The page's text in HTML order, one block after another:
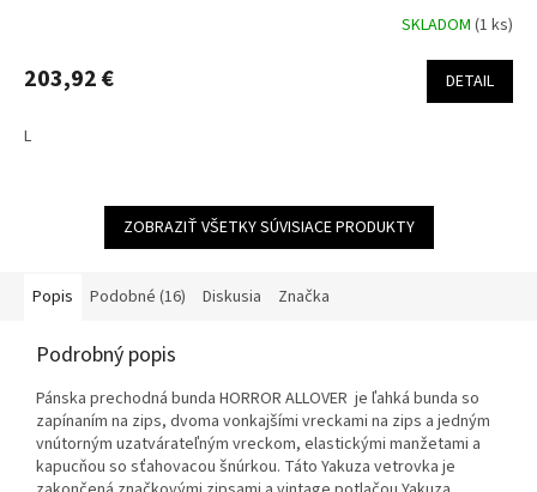
SKLADOM (1 ks)
203,92 € DETAIL
L
ZOBRAZIŤ VŠETKY SÚVISIACE PRODUKTY
Popis Podobné (16) Diskusia Značka
Podrobný popis
Pánska prechodná bunda HORROR ALLOVER je ľahká bunda so
zapínaním na zips, dvoma vonkajšími vreckami na zips a jedným
vnútorným uzatvárateľným vreckom, elastickými manžetami a
kapucňou so sťahovacou šnúrkou. Táto Yakuza vetrovka je